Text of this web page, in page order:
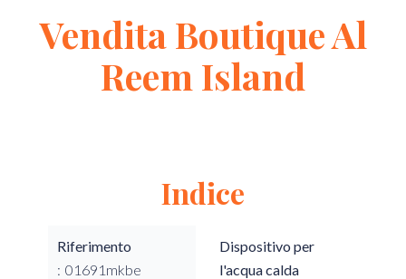
Vendita Boutique Al
Reem Island
Indice
Riferimento
01691mkbe
Dispositivo per
l'acqua calda